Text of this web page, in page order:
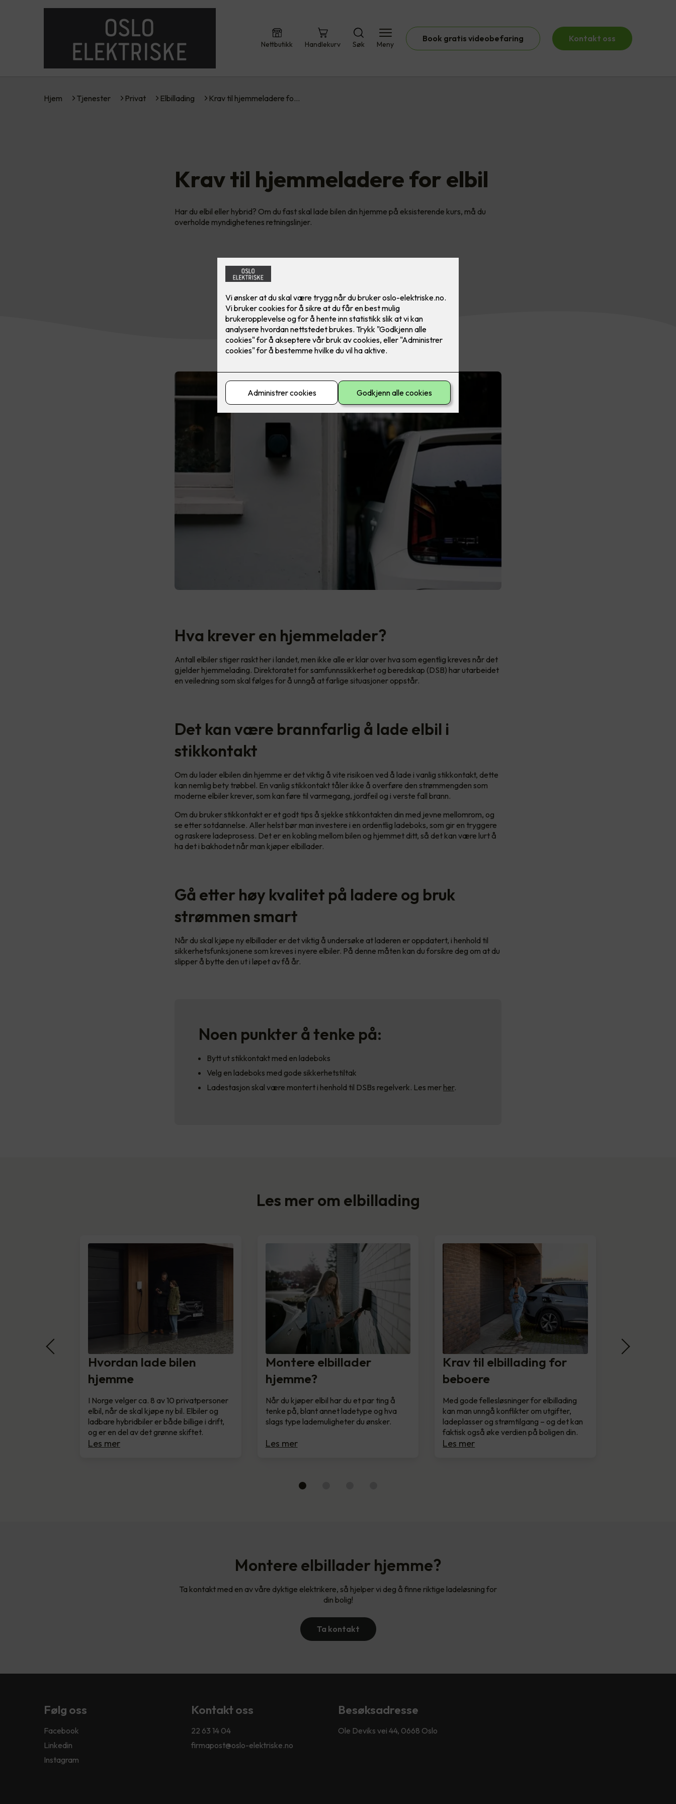
Nettbutikk Handlekurv Søk Meny
Book gratis videobefaring Kontakt oss
Hjem Tjenester Privat Elbillading Krav til hjemmeladere fo…
Krav til hjemmeladere for elbil
Har du elbil eller hybrid? Om du fast skal lade bilen din hjemme på eksisterende kurs, må du
overholde myndighetenes retningslinjer.
Hva krever en hjemmelader?
Antall elbiler stiger raskt her i landet, men ikke alle er klar over hva som egentlig kreves når det
gjelder hjemmelading. Direktoratet for samfunnssikkerhet og beredskap (DSB) har utarbeidet
en veiledning som skal følges for å unngå at farlige situasjoner oppstår.
Det kan være brannfarlig å lade elbil i
stikkontakt
Om du lader elbilen din hjemme er det viktig å vite risikoen ved å lade i vanlig stikkontakt, dette
kan nemlig bety trøbbel. En vanlig stikkontakt tåler ikke å overføre den strømmengden som
moderne elbiler krever, som kan føre til varmegang, jordfeil og i verste fall brann.
Om du bruker stikkontakt er et godt tips å sjekke stikkontakten din med jevne mellomrom, og
se etter sotdannelse. Aller helst bør man investere i en ordentlig ladeboks, som gir en tryggere
og raskere ladeprosess. Det er en kobling mellom bilen og hjemmet ditt, så det kan være lurt å
ha det i bakhodet når man kjøper elbillader.
Gå etter høy kvalitet på ladere og bruk
strømmen smart
Når du skal kjøpe ny elbillader er det viktig å undersøke at laderen er oppdatert, i henhold til
sikkerhetsfunksjonene som kreves i nyere elbiler. På denne måten kan du forsikre deg om at du
slipper å bytte den ut i løpet av få år.
Noen punkter å tenke på:
Bytt ut stikkontakt med en ladeboks
Velg en ladeboks med gode sikkerhetstiltak
Ladestasjon skal være montert i henhold til DSBs regelverk. Les mer her.
Les mer om elbillading
Hvordan lade bilen
hjemme
I Norge velger ca. 8 av 10 privatpersoner
elbil, når de skal kjøpe ny bil. Elbiler og
ladbare hybridbiler er både billige i drift,
og er en del av det grønne skiftet.
Les mer
Montere elbillader
hjemme?
Når du kjøper elbil har du et par ting å
tenke på, blant annet ladetype og hva
slags type lademuligheter du ønsker.
Les mer
Krav til elbillading for
beboere
Med gode fellesløsninger for elbillading
kan man unngå konflikter om utgifter,
ladeplasser og strømtilgang – og det kan
faktisk også øke verdien på boligen din.
Les mer
Montere elbillader hjemme?
Ta kontakt med en av våre dyktige elektrikere, så hjelper vi deg å finne riktige ladeløsning for
din bolig!
Ta kontakt
Følg oss
Facebook
Linkedin
Instagram
Kontakt oss
22 63 14 04
firmapost@oslo-elektriske.no
Besøksadresse
Ole Deviks vei 44, 0668 Oslo